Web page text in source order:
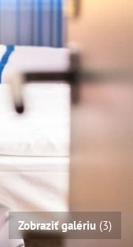
Zobraziť galériu (3)